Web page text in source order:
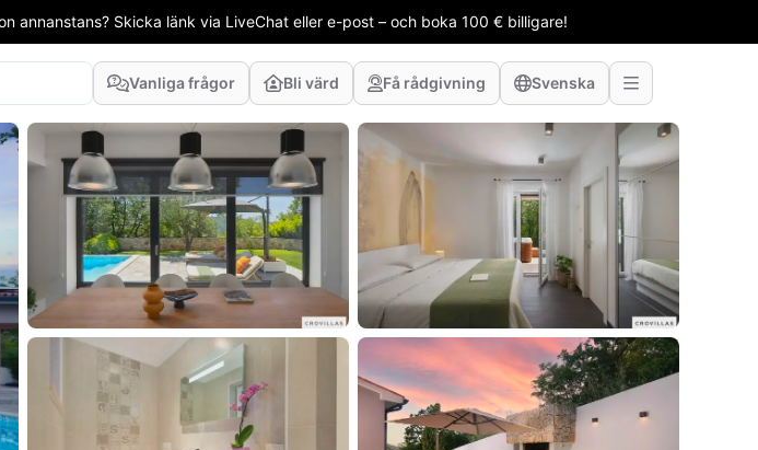
annanstans? Skicka länk via LiveChat eller e-post – och boka 100 € billigare!
Vanliga frågor Bli värd Få rådgivning Svenska